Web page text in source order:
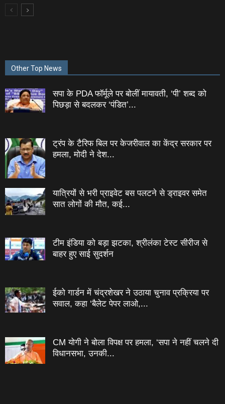
Other Top News
सपा के PDA फॉर्मूले पर बोलीं मायावती, ‘पी’ शब्द को
पिछड़ा से बदलकर ‘पंडित’...
ट्रंप के टैरिफ बिल पर केजरीवाल का केंद्र सरकार पर
हमला, मोदी ने देश...
यात्रियों से भरी प्राइवेट बस पलटने से ड्राइवर समेत
सात लोगों की मौत, कई...
टीम इंडिया को बड़ा झटका, श्रीलंका टेस्ट सीरीज से
बाहर हुए साई सुदर्शन
ईको गार्डन में चंद्रशेखर ने उठाया चुनाव प्रक्रिया पर
सवाल, कहा ‘बैलेट पेपर लाओ,...
CM योगी ने बोला विपक्ष पर हमला, ‘सपा ने नहीं चलने दी
विधानसभा, उनकी...